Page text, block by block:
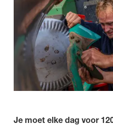
Je moet elke dag voor